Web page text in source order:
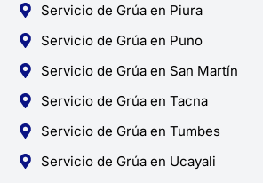
Servicio de Grúa en Piura
Servicio de Grúa en Puno
Servicio de Grúa en San Martín
Servicio de Grúa en Tacna
Servicio de Grúa en Tumbes
Servicio de Grúa en Ucayali